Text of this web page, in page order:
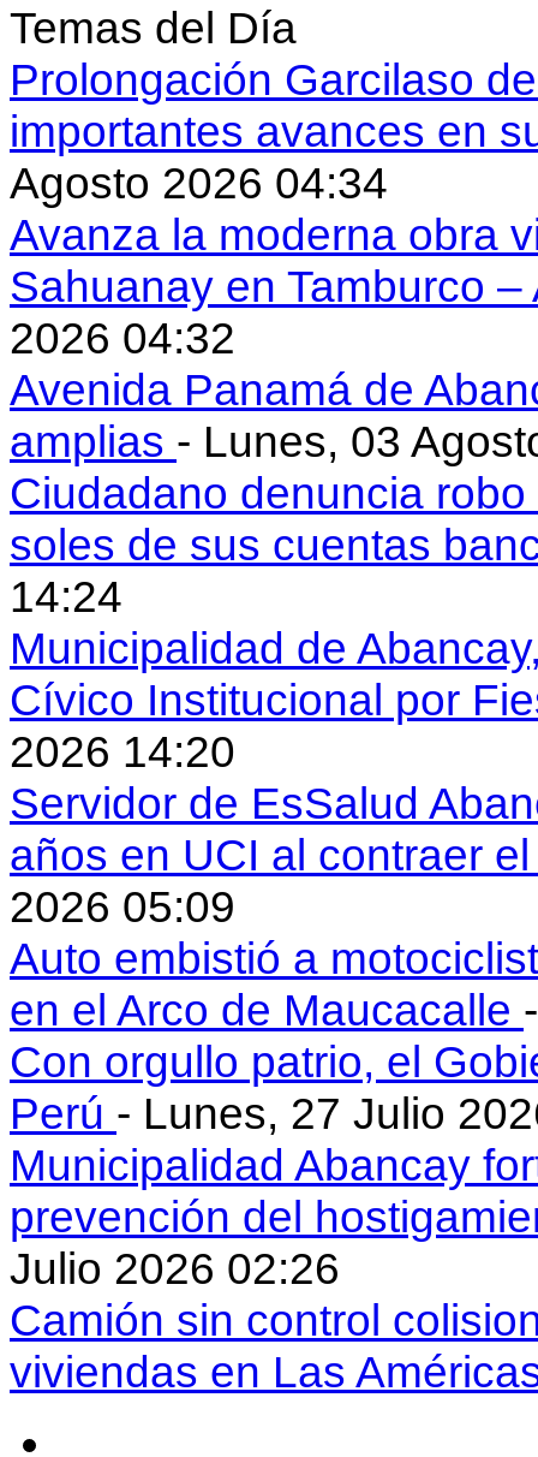
Temas del Día
Prolongación Garcilaso
importantes avances en
Agosto 2026 04:34
Avanza la moderna obra
Sahuanay en Tamburco
2026 04:32
Avenida Panamá de
amplias - Lunes, 03
Ciudadano denuncia
soles de sus cuentas
14:24
Municipalidad de
Cívico Institucional por
2026 14:20
Servidor de EsSalud
años en UCI al contraer
2026 05:09
Auto embistió a
en el Arco de Maucacalle
Con orgullo patrio, el
Perú - Lunes, 27 Julio
Municipalidad Abancay
prevención del
Julio 2026 02:26
Camión sin control
viviendas en Las